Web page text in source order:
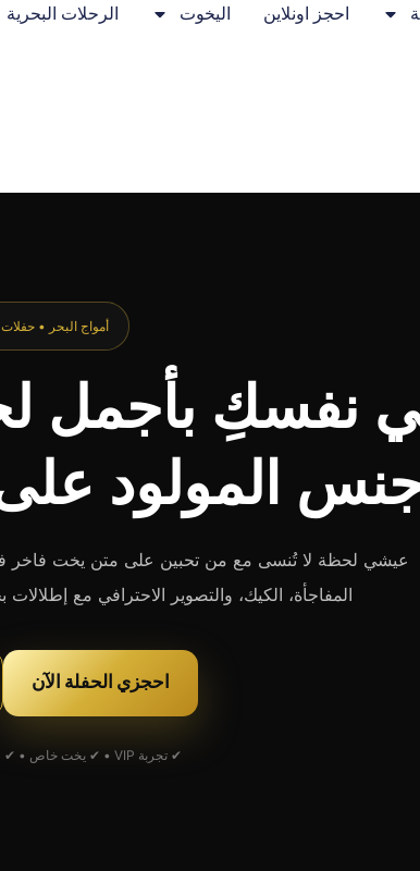
احجز اونلاين اليخوت الرحلات البحرية
أمواج البحر •
نفسكِ
المولود
المفاجأة، الكيك، والتصوير الاحترافي مع
احجزي الحفلة الآن
✔ تجربة VIP • ✔ يخت خاص • ✔ لحظة مفاجأة لا تُنسى في دبي